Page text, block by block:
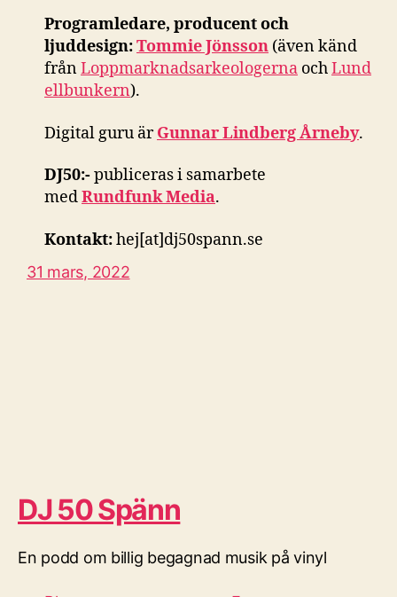
Programledare, producent och
ljuddesign:Tommie Jönsson (även känd
frånLoppmarknadsarkeologerna ochLund
ellbunkern).
Digital guru ärGunnar Lindberg Årneby.
DJ50:-publiceras i samarbete
medRundfunk Media.
Kontakt:hej[at]dj50spann.se
31 mars, 2022
DJ 50 Spänn
En podd om billig begagnad musik på vinyl